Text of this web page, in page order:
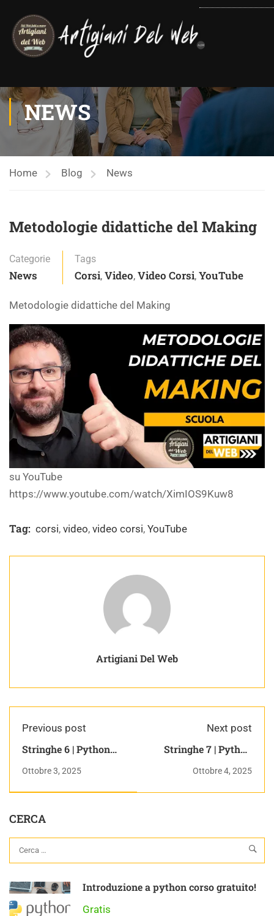
NEWS
Home Blog News
Metodologie didattiche del Making
Categorie
News
Tags
Corsi, Video, Video Corsi, YouTube
Metodologie didattiche del Making
su YouTube
https://www.youtube.com/watch/XimIOS9Kuw8
Tag: corsi, video, video corsi, YouTube
Artigiani Del Web
Previous post
Stringhe 6 | Python
Ottobre 3, 2025
Next post
Stringhe 7 | Python
Ottobre 4, 2025
CERCA
Introduzione a python corso gratuito!
Gratis